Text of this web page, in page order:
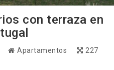
con terraza en
Apartamentos 227